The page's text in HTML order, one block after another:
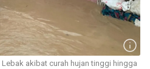
akibat curah hujan tinggi hingga